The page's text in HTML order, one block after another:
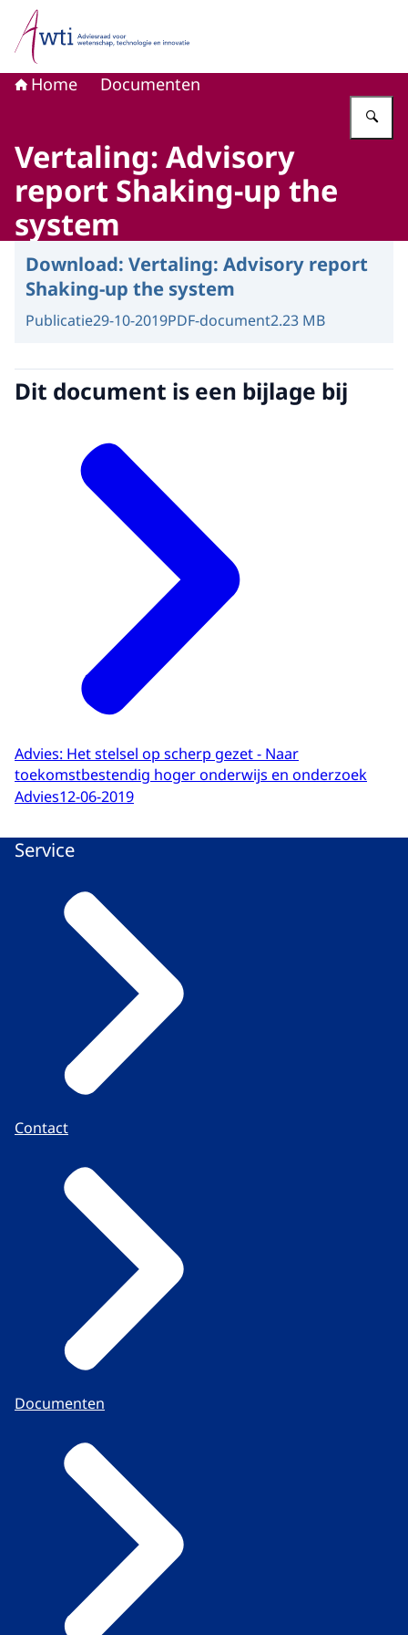
Naar de homepage van Adviesraad voor wetenschap,
Home Documenten
Vertaling: Advisory
report Shaking-up the
system
Download: Vertaling: Advisory report
Shaking-up the system
Publicatie29-10-2019PDF-document2.23 MB
Dit document is een bijlage bij
Advies: Het stelsel op scherp gezet - Naar
toekomstbestendig hoger onderwijs en onderzoek
Advies12-06-2019
Service
Contact
Documenten